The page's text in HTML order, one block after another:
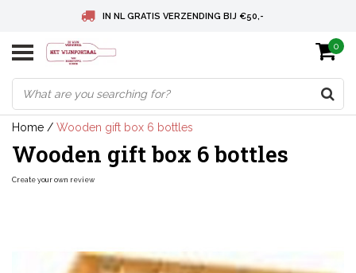
IN NL GRATIS VERZENDING BIJ €50,-
BELGIE GRATIS VERZENDING BIJ € 75
DEUTSCHLAND VERSANDKOSTENFREI AB € 75
0
Home / Wooden gift box 6 bottles
Wooden gift box 6 bottles
Create your own review